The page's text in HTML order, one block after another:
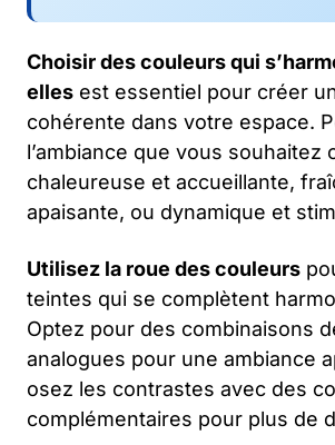
Choisir des couleurs qui
elles est essentiel pour créer
cohérente dans votre espace.
l’ambiance que vous souhaitez
chaleureuse et accueillante,
apaisante, ou dynamique et
Utilisez la roue des couleurs
teintes qui se complètent
Optez pour des combinaisons
analogues pour une ambiance
osez les contrastes avec des
complémentaires pour plus de